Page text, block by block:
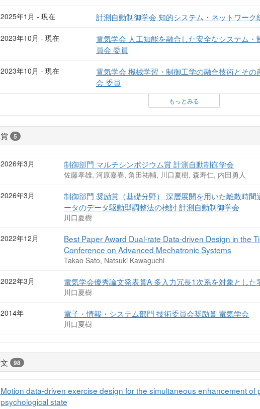
2025年1月 - 現在 計測自動制御学会 知的システム・ネットワー
2023年10月 - 現在
電気学会 人工知能を融合した安全なシステム
員会 委員
2023年10月 - 現在
電気学会 機械学習・制御工学の融合技術とそ
会 委員
もっとみる
5
2026年3月 制御部門 マルチシンポジウム賞 計測自動制御学会
佐藤孝雄, 河原嘉春, 角田祐輔, 川口夏樹, 森寿仁, 内田勇人
2026年3月
制御部門 奨励賞（基礎分野） 深層展開を用いた離散時間
ータのデータ駆動型調整法の検討 計測自動制御学会
川口夏樹
2022年12月
Best Paper Award Dual-rate Data-driven Design in the
Conference on Advanced Mechatronic Systems
Takao Sato, Natsuki Kawaguchi
2022年3月 電気学会優秀論文発表賞A 多入力冗長1次系を対象とし
川口夏樹
2014年 電子・情報・システム部門 技術委員会奨励賞 電気学会
川口夏樹
98
Motion data-driven exercise design for the simultaneous enhancement of
psychological state